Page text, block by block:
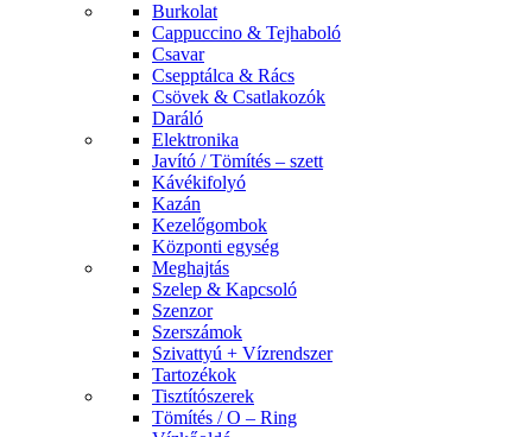
Burkolat
Cappuccino & Tejhaboló
Csavar
Csepptálca & Rács
Csövek & Csatlakozók
Daráló
Elektronika
Javító / Tömítés – szett
Kávékifolyó
Kazán
Kezelőgombok
Központi egység
Meghajtás
Szelep & Kapcsoló
Szenzor
Szerszámok
Szivattyú + Vízrendszer
Tartozékok
Tisztítószerek
Tömítés / O – Ring